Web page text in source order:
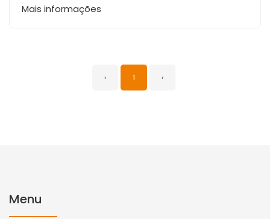
Mais informações
‹ 1 ›
Menu